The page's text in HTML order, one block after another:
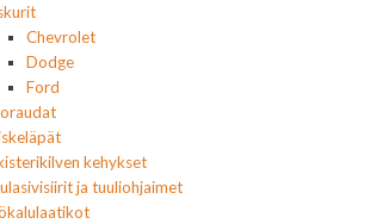
Chevrolet
Dodge
Ford
kehykset
ja tuuliohjaimet